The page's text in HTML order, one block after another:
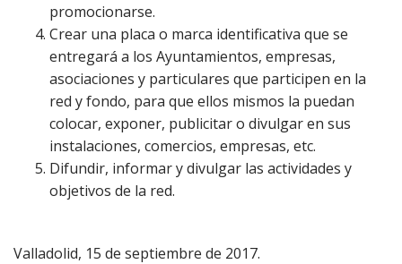
promocionarse.
Crear una placa o marca identificativa que se
entregará a los Ayuntamientos, empresas,
asociaciones y particulares que participen en la
red y fondo, para que ellos mismos la puedan
colocar, exponer, publicitar o divulgar en sus
instalaciones, comercios, empresas, etc.
Difundir, informar y divulgar las actividades y
objetivos de la red.
Valladolid, 15 de septiembre de 2017.